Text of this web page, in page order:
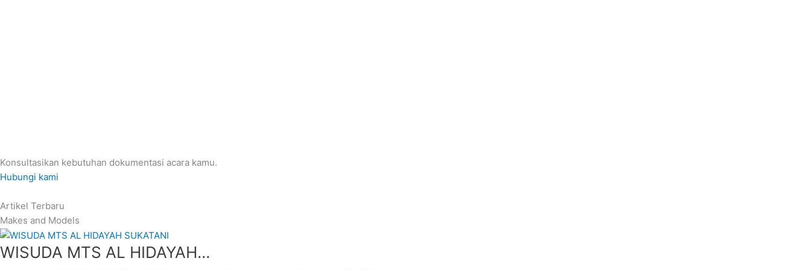
Konsultasikan kebutuhan dokumentasi acara kamu.
Hubungi kami
Artikel Terbaru
Makes and Models
WISUDA MTS AL HIDAYAH…